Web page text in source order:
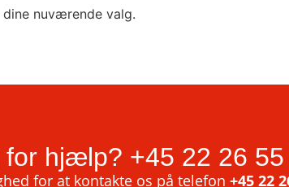
dine nuværende valg.
for hjælp? +45 22 26
for at kontakte os på telefon +45 22